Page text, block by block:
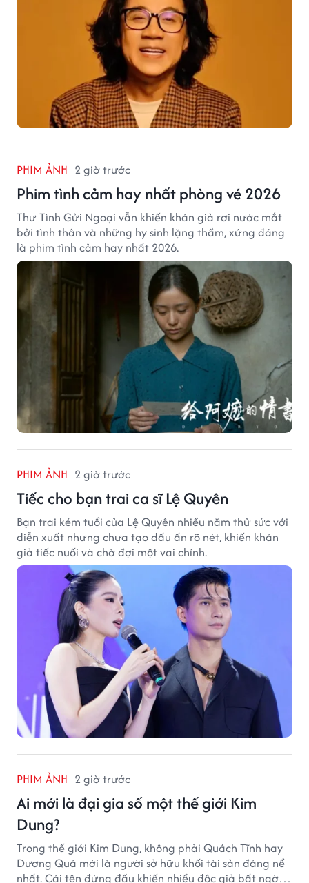
PHIM ẢNH 2 giờ trước
Phim tình cảm hay nhất phòng vé 2026
Thư Tình Gửi Ngoại vẫn khiến khán giả rơi nước mắt
bởi tình thân và những hy sinh lặng thầm, xứng đáng
là phim tình cảm hay nhất 2026.
PHIM ẢNH 2 giờ trước
Tiếc cho bạn trai ca sĩ Lệ Quyên
Bạn trai kém tuổi của Lệ Quyên nhiều năm thử sức với
diễn xuất nhưng chưa tạo dấu ấn rõ nét, khiến khán
giả tiếc nuối và chờ đợi một vai chính.
PHIM ẢNH 2 giờ trước
Ai mới là đại gia số một thế giới Kim
Dung?
Trong thế giới Kim Dung, không phải Quách Tĩnh hay
Dương Quá mới là người sở hữu khối tài sản đáng nể
nhất. Cái tên đứng đầu khiến nhiều độc giả bất ngờ